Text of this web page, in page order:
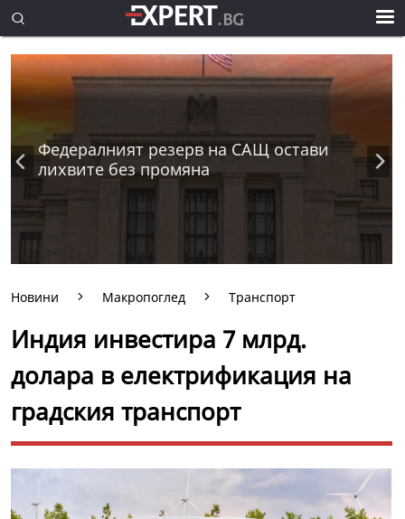
Федералният резерв на САЩ остави
лихвите без промяна
Новини Макропоглед Транспорт
Индия инвестира 7 млрд.
долара в електрификация на
градския транспорт